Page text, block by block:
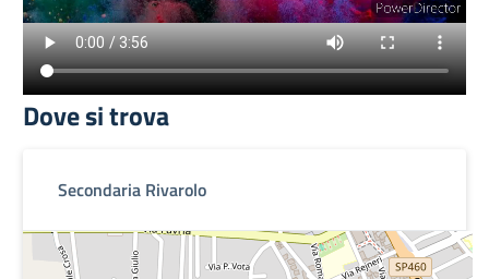
Dove si trova
Secondaria Rivarolo